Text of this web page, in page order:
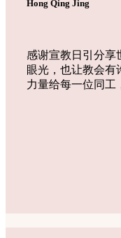
Hong Qing Jing
感谢宣教日引分享
眼光，也让教会有
力量给每一位同工